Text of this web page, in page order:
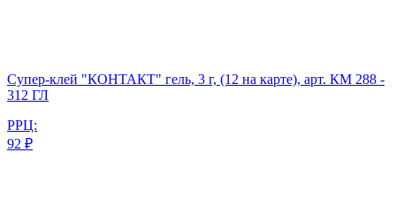
Супер-клей "КОНТАКТ" гель, 3 г, (12 на карте), арт. КМ 288 -
312 ГЛ
РРЦ:
92 ₽